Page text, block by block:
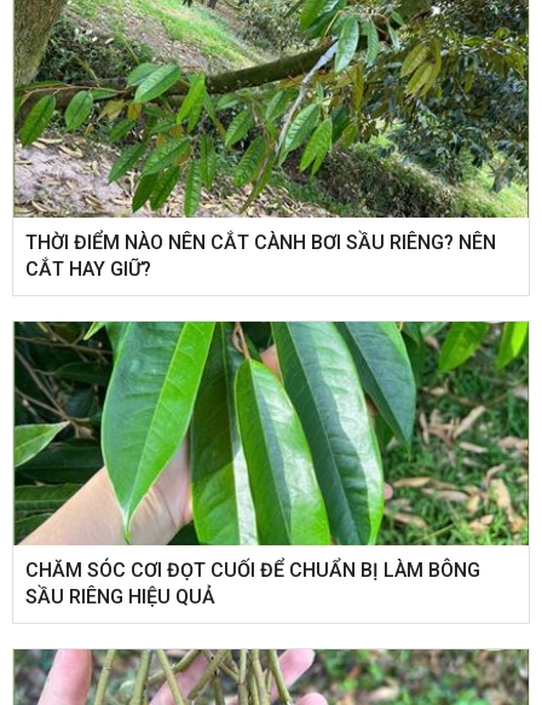
THỜI ĐIỂM NÀO NÊN CẮT CÀNH BƠI SẦU RIÊNG? NÊN
CẮT HAY GIỮ?
CHĂM SÓC CƠI ĐỌT CUỐI ĐỂ CHUẨN BỊ LÀM BÔNG
SẦU RIÊNG HIỆU QUẢ